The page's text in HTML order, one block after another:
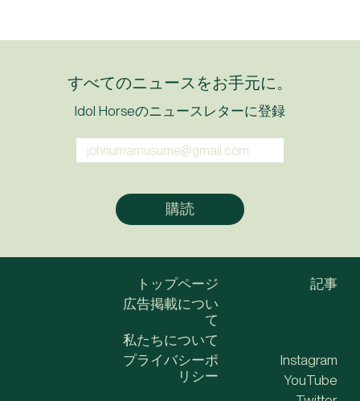
すべてのニュースをお手元に。
Idol Horseのニュースレターに登録
トップページ
広告掲載につい
て
私たちについて
記事
プライバシーポ
リシー
Instagram
YouTube